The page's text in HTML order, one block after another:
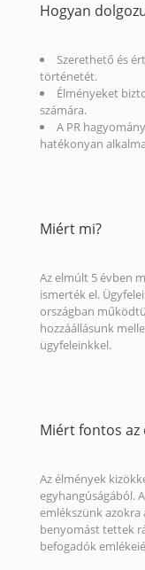
Hogyan
Szerethető és
történetét.
Élményeket
számára.
A PR
hatékonyan
Miért mi?
Az elmúlt 5 évben
ismerték el.
országban
hozzáállásunk
ügyfeleinkkel.
Miért fontos az
Az élmények
egyhangúságából.
emlékszünk azokra
benyomást tettek
befogadók